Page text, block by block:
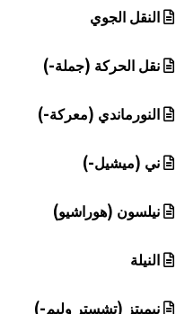
النقل الجوي
نقل الحركة (جملة-)
النورماندي (معركة-)
ني (ميشيل-)
نيلسون (هوراشيو)
النيلة
نيميتز (تشستر وليم-)